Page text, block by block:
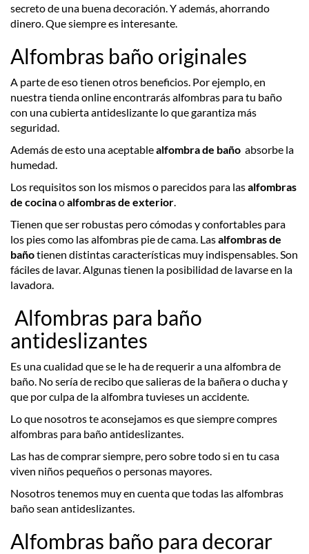
secreto de una buena decoración. Y además, ahorrando
dinero. Que siempre es interesante.
Alfombras baño originales
A parte de eso tienen otros beneficios. Por ejemplo, en
nuestra tienda online encontrarás alfombras para tu baño
con una cubierta antideslizante lo que garantiza más
seguridad.
Además de esto una aceptablealfombra de baño absorbe la
humedad.
Los requisitos son los mismos o parecidos para lasalfombras
de cocinaoalfombras de exterior
Tienen que ser robustas pero cómodas y confortables para
los pies como las alfombras pie de cama. Lasalfombras de
bañotienen distintas características muy indispensables. Son
fáciles de lavar. Algunas tienen la posibilidad de lavarse en la
lavadora.
Alfombras para baño
antideslizantes
Es una cualidad que se le ha de requerir a una alfombra de
baño. No sería de recibo que salieras de la bañera o ducha y
que por culpa de la alfombra tuvieses un accidente.
Lo que nosotros te aconsejamos es que siempre compres
alfombras para baño antideslizantes.
Las has de comprar siempre, pero sobre todo si en tu casa
viven niños pequeños o personas mayores.
Nosotros tenemos muy en cuenta que todas las alfombras
baño sean antideslizantes.
Alfombras baño para decorar